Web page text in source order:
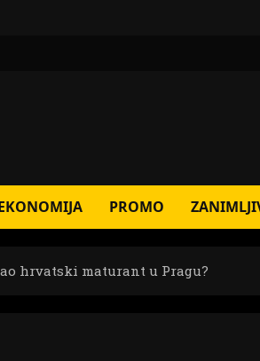
PROMO
hrvatski maturant u Pragu?